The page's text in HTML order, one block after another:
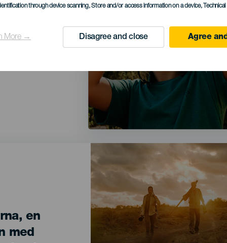
through device scanning, Store and/or access information on a device,
More → Disagree and close Agree
Imagen
Imagen
en
med